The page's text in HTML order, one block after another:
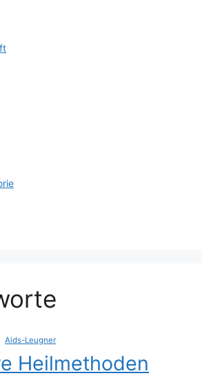
Aids-Leugner
Heilmethoden